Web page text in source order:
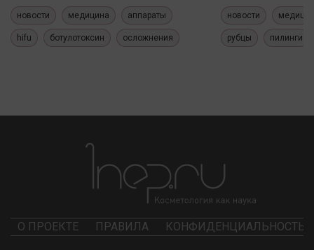
новости медицина аппараты
hifu ботулотоксин осложнения
новости
рубцы пилинги
О ПРОЕКТЕ ПРАВИЛА КОНФИДЕНЦИАЛЬНОСТЬ